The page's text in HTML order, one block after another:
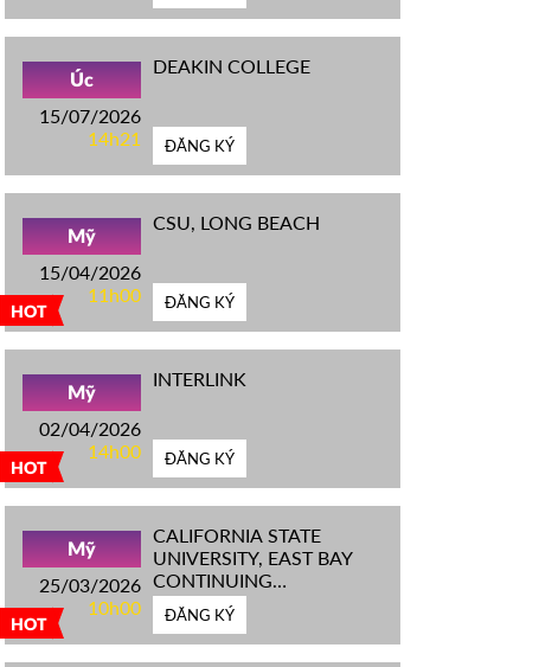
Úc
15/07/2026
14h21
DEAKIN COLLEGE
ĐĂNG KÝ
HOT
Mỹ
15/04/2026
11h00
CSU, LONG BEACH
ĐĂNG KÝ
HOT
Mỹ
02/04/2026
14h00
INTERLINK
ĐĂNG KÝ
HOT
Mỹ
25/03/2026
10h00
CALIFORNIA STATE
UNIVERSITY, EAST BAY
CONTINUING
EDUCATION
ĐĂNG KÝ